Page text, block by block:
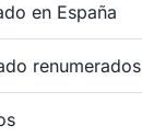
en España
renumerados